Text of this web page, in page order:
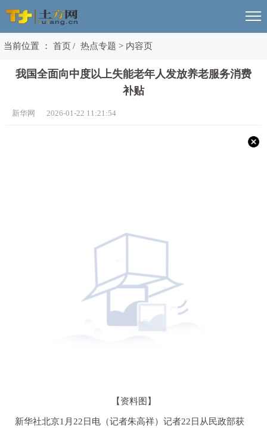
当前位置 ： 首页/ 热点专题 > 内容页
我国全面向中度以上失能老年人发放养老服务消费
补贴
新华网 2026-01-22 11:21:54
【资料图】
新华社北京1月22日电（记者朱高祥）记者22日从民政部获